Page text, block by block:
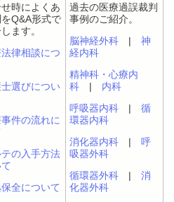
時によくあ
Q&A形式で
ます。
律相談につ
選びについ
件の流れに
の入手方法
全について
過去の医療過誤裁判
事例のご紹介。
脳神経外科 | 神
経内科
精神科・心療内
科 | 内科
呼吸器内科 | 循
環器内科
消化器内科 | 呼
吸器外科
循環器外科 | 消
化器外科